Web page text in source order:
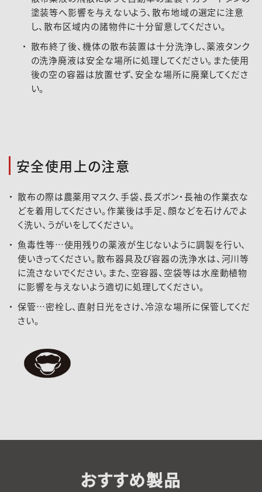
塗装等へ影響を与えないよう、散布地域の選定に注意
し、散布区域内の諸物件に十分留意してください。
散布終了後、機体の散布装置は十分洗浄し、薬液タンク
の洗浄廃液は安全な場所に処理してください。また使用
後の空の容器は放置せず、安全な場所に廃棄してくださ
い。
安全使用上の注意
散布の際は農薬用マスク、手袋、長ズボン・長袖の作業衣な
どを着用してください。作業後は手足、顔などを石けんでよ
く洗い、うがいをしてください。
魚毒性等…使用残りの薬液が生じないように調製を行い、
使いきってください。散布器具及び容器の洗浄水は、河川等
に流さないでください。また、空容器、空袋等は水産動植物
に影響を与えないよう適切に処理してください。
保管…密栓し、直射日光をさけ、冷涼な場所に保管してくだ
さい。
おすすめ製品